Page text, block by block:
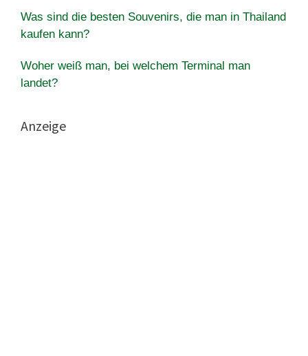
Was sind die besten Souvenirs, die man in Thailand
kaufen kann?
Woher weiß man, bei welchem Terminal man
landet?
Anzeige